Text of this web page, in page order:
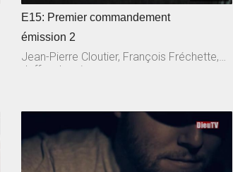
E15: Premier commandement
émission 2
Jean-Pierre Cloutier, François Fréchette,
Jeffrey Laurin